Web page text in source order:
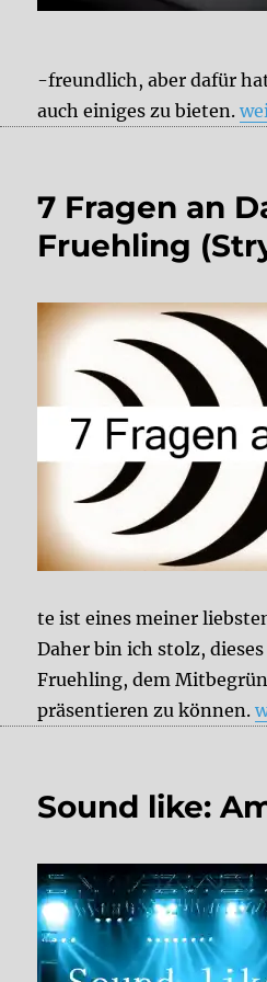
-freundlich, aber dafür
auch einiges zu bieten.
7 Fragen an
Fruehling
te ist eines meiner
Daher bin ich stolz,
Fruehling, dem
präsentieren zu können.
Sound like: